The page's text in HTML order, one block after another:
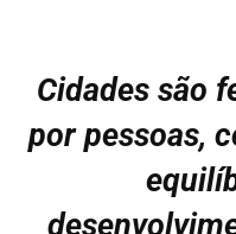
Cidades são
por pessoas,